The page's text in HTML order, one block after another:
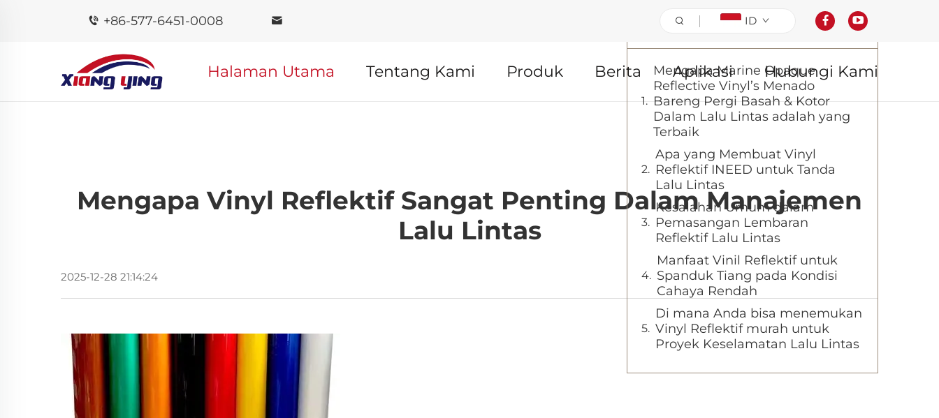
+86-577-6451-0008 ID
Halaman Utama Tentang Kami Produk Berita Aplikasi Hubungi Kami
Mengapa Vinyl Reflektif Sangat Penting Dalam Manajemen
Lalu Lintas
2025-12-28 21:14:24
Daftar Isi
Mengapa Marine Opaque
Reflective Vinyl’s Menado
Bareng Pergi Basah & Kotor
Dalam Lalu Lintas adalah yang
Terbaik
Apa yang Membuat Vinyl
Reflektif INEED untuk Tanda
Lalu Lintas
Kesalahan Umum dalam
Pemasangan Lembaran
Reflektif Lalu Lintas
Manfaat Vinil Reflektif untuk
Spanduk Tiang pada Kondisi
Cahaya Rendah
Di mana Anda bisa menemukan
Vinyl Reflektif murah untuk
Proyek Keselamatan Lalu Lintas